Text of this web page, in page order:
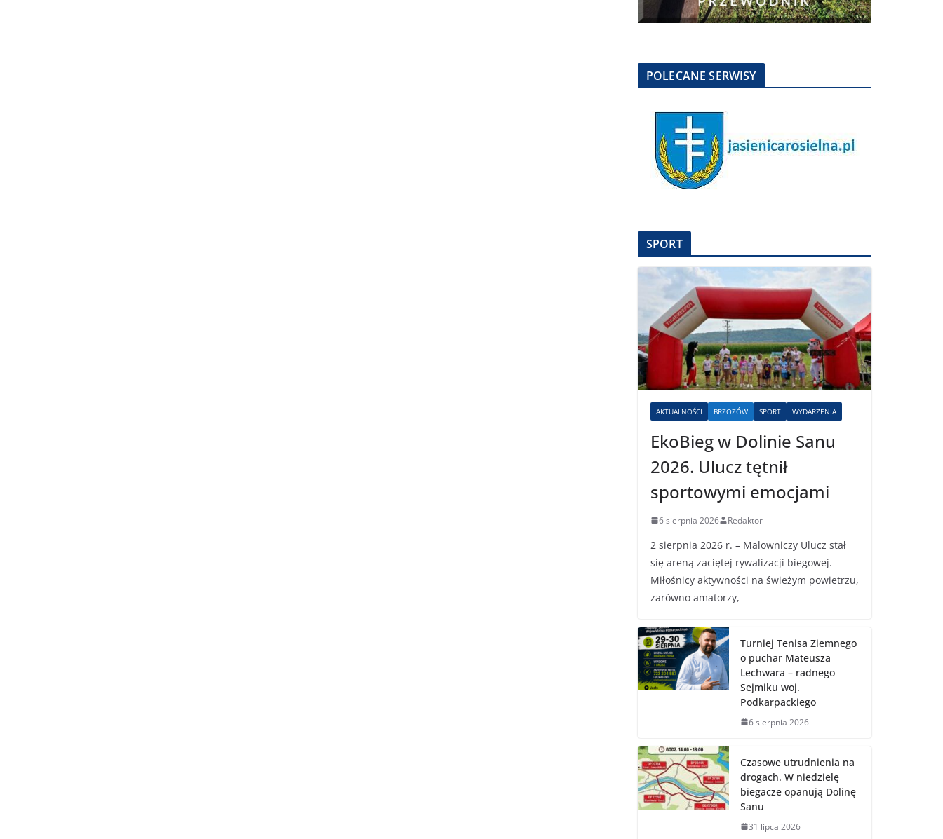
POLECANE SERWISY
SPORT
AKTUALNOŚCI BRZOZÓW SPORT WYDARZENIA
EkoBieg w Dolinie Sanu
2026. Ulucz tętnił
sportowymi emocjami
6 sierpnia 2026 Redaktor
2 sierpnia 2026 r. – Malowniczy Ulucz stał
się areną zaciętej rywalizacji biegowej.
Miłośnicy aktywności na świeżym powietrzu,
zarówno amatorzy,
Turniej Tenisa Ziemnego
o puchar Mateusza
Lechwara – radnego
Sejmiku woj.
Podkarpackiego
6 sierpnia 2026
Czasowe utrudnienia na
drogach. W niedzielę
biegacze opanują Dolinę
Sanu
31 lipca 2026